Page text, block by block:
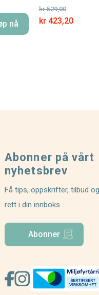
nå Special Price
kr 423,20
kr 529,00
Abonner på vårt
nyhetsbrev
Få tips, oppskrifter, tilbud
rett i din innboks.
Abonner